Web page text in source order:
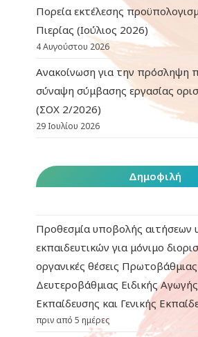
Πορεία εκτέλεσης
Πιερίας (Ιούλιος 2026)
4 Αυγούστου 2026
Ανακοίνωση για την πρόσληψη
σύναψη σύμβασης εργασίας
(ΣΟΧ 2/2026)
29 Ιουλίου 2026
Δημοφιλή
Προθεσμία υποβολής αιτήσεων
εκπαιδευτικών για μόνιμο
οργανικές θέσεις Πρωτοβάθμιας
Δευτεροβάθμιας Ειδικής Αγωγής
Εκπαίδευσης και Γενικής
πριν από 5 ημέρες